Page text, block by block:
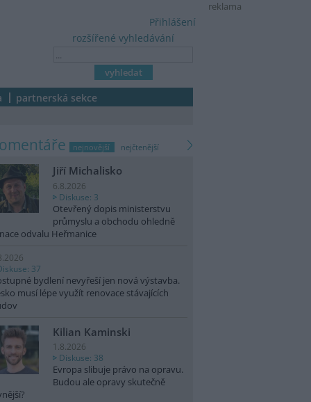
reklama
rozšířené vyhledávání
Přihlášení
partnerská sekce
nejnovější nejčtenější
Jiří Michalisko
6.8.2026
Diskuse: 3
Otevřený dopis ministerstvu
průmyslu a obchodu ohledně
odvalu Heřmanice
37
bydlení nevyřeší jen nová výstavba.
musí lépe využít renovace stávajících
Kilian Kaminski
1.8.2026
Diskuse: 38
Evropa slibuje právo na opravu.
Budou ale opravy skutečně